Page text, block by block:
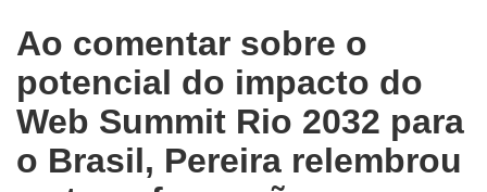
Ao comentar sobre o
potencial do impacto do
Web Summit Rio 2032 para
o Brasil, Pereira relembrou